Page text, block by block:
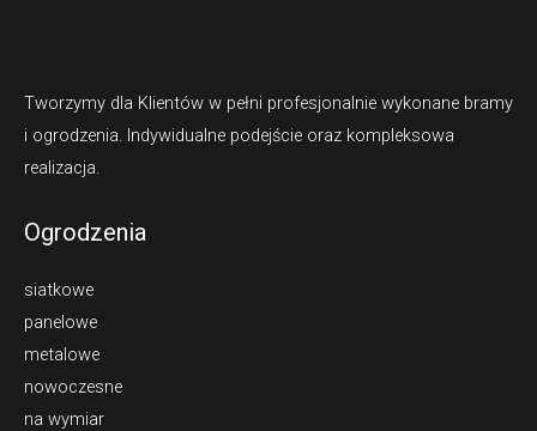
Tworzymy dla Klientów w pełni profesjonalnie wykonane bramy
i ogrodzenia. Indywidualne podejście oraz kompleksowa
realizacja.
Ogrodzenia
siatkowe
panelowe
metalowe
nowoczesne
na wymiar